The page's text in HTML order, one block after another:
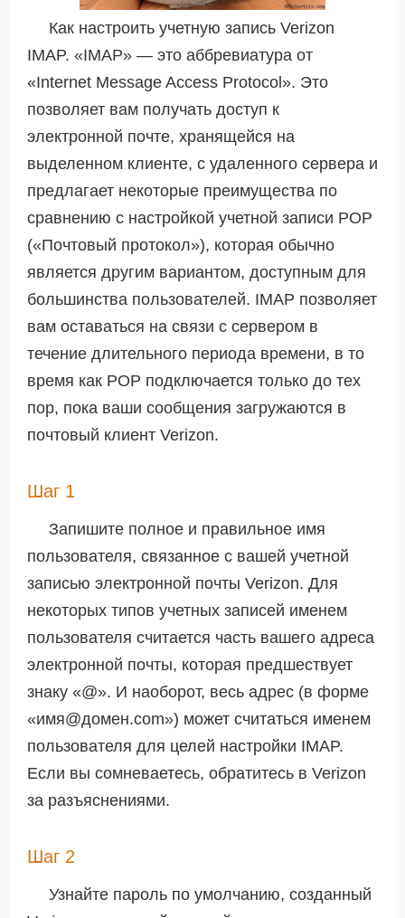
Как настроить учетную запись Verizon
IMAP. «IMAP» — это аббревиатура от
«Internet Message Access Protocol». Это
позволяет вам получать доступ к
электронной почте, хранящейся на
выделенном клиенте, с удаленного сервера и
предлагает некоторые преимущества по
сравнению с настройкой учетной записи POP
(«Почтовый протокол»), которая обычно
является другим вариантом, доступным для
большинства пользователей. IMAP позволяет
вам оставаться на связи с сервером в
течение длительного периода времени, в то
время как POP подключается только до тех
пор, пока ваши сообщения загружаются в
почтовый клиент Verizon.
Шаг 1
Запишите полное и правильное имя
пользователя, связанное с вашей учетной
записью электронной почты Verizon. Для
некоторых типов учетных записей именем
пользователя считается часть вашего адреса
электронной почты, которая предшествует
знаку «@». И наоборот, весь адрес (в форме
«имя@домен.com») может считаться именем
пользователя для целей настройки IMAP.
Если вы сомневаетесь, обратитесь в Verizon
за разъяснениями.
Шаг 2
Узнайте пароль по умолчанию, созданный